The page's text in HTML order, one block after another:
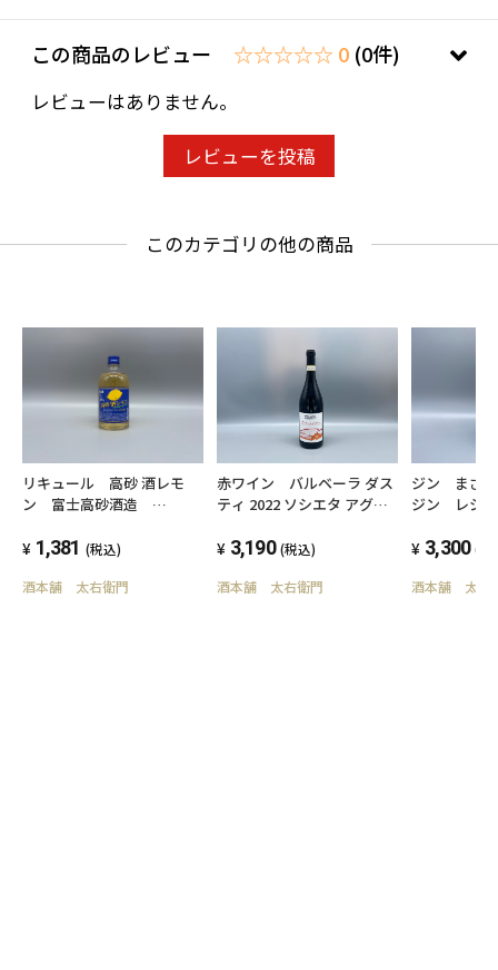
は、お問い合わせ欄への入力は不要です。
この商品のレビュー ☆☆☆☆☆ 0 (0件)
レビューはありません。
レビューを投稿
このカテゴリの他の商品
リキュール 高砂 酒レモ
ン 富士高砂酒造
1,381 (税込)
酒本舗 太右衛門
赤ワイン バルベーラ ダス
ティ 2022 ソシエタ アグリ
ア エ ステファノ ボット
3,190 (税込)
酒本舗 太右衛門
ジン まさ
ジン レシ
700ml 47度
3,300 (税
酒本舗 太右